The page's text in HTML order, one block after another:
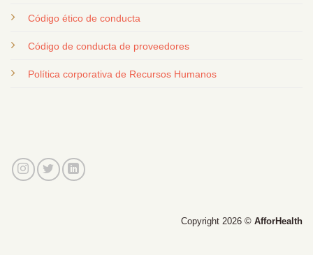
Código ético de conducta
Código de conducta de proveedores
Política corporativa de Recursos Humanos
Copyright 2026 © AfforHealth